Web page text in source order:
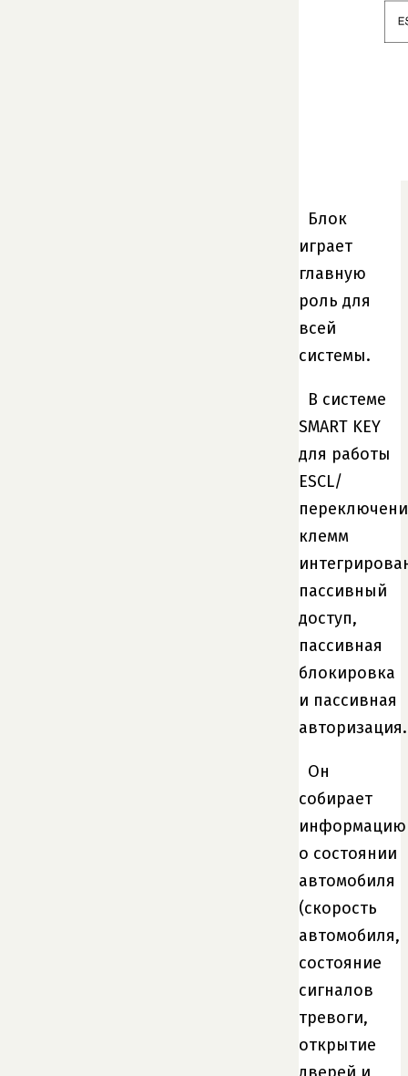
Блок
играет
главную
роль для
всей
системы.
В системе
SMART KEY
для работы
ESCL/
клемм
пассивный
доступ,
пассивная
блокировка
и пассивная
авторизация.
Он
собирает
информацию
о состоянии
автомобиля
(скорость
автомобиля,
состояние
сигналов
тревоги,
открытие